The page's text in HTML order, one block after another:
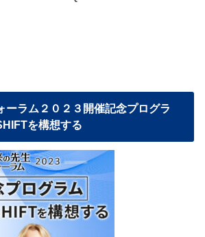
ーラム２０２３開催記念プログラ
を構想する